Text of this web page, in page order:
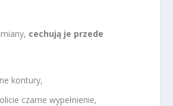
cechują je przede
kontury,
czarne wypełnienie,